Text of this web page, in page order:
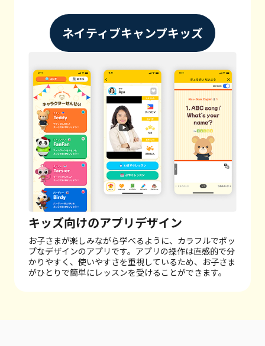
ネイティブキャンプキッズ
キッズ向けのアプリデザイン
お子さまが楽しみながら学べるように、カラフルでポッ
プなデザインのアプリです。 アプリの操作は直感的で分
かりやすく、使いやすさを重視しているため、お子さま
がひとりで簡単にレッスンを受けることができます。